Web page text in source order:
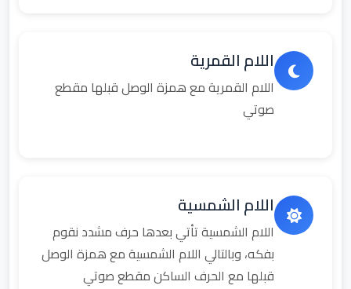
اللام القمرية
اللام القمرية مع همزة الوصل قبلها مقطع
صوتي
اللام الشمسية
اللام الشمسية تأتي بعدها حرف مشدد نقوم
بفكه، وبالتالي اللام الشمسية مع همزة الوصل
قبلها مع الحرف الساكن مقطع صوتي